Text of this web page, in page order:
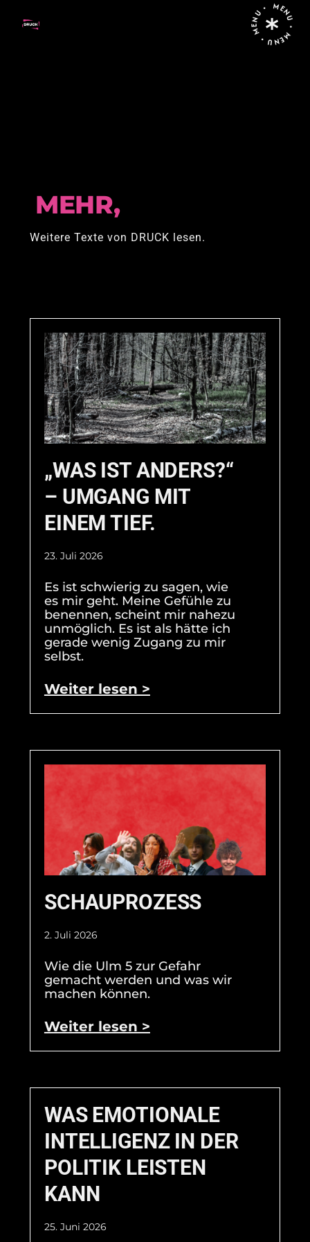
MENU • MENU • MENU •
MEHR,
Weitere Texte von DRUCK lesen.
„WAS IST ANDERS?“
– UMGANG MIT
EINEM TIEF.
23. Juli 2026
Es ist schwierig zu sagen, wie
es mir geht. Meine Gefühle zu
benennen, scheint mir nahezu
unmöglich. Es ist als hätte ich
gerade wenig Zugang zu mir
selbst.
Weiter lesen >
SCHAUPROZESS
2. Juli 2026
Wie die Ulm 5 zur Gefahr
gemacht werden und was wir
machen können.
Weiter lesen >
WAS EMOTIONALE
INTELLIGENZ IN DER
POLITIK LEISTEN
KANN
25. Juni 2026